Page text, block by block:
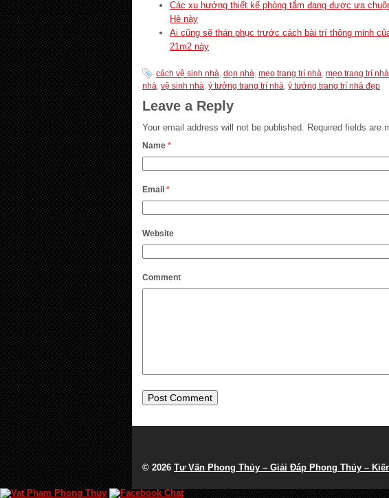
Các xu hướng thiết kế phòng tắm đang được ưa
Hè này
Ai cũng sẽ thán phục trước cách bài trí thông minh
21m2 này
cách vệ sinh nhà, dọn nhà, mẹo trang trí nhà, mẹo trang trí
nhà, vệ sinh nhà, ý tưởng trang trí nhà, ý tưởng trang trí nhà đẹp
Leave a Reply
Your email address will not be published. Required fields are
Name *
Email *
Website
Comment
© 2026 Tư Vấn Phong Thủy – Giải Đáp Phong Thủy –